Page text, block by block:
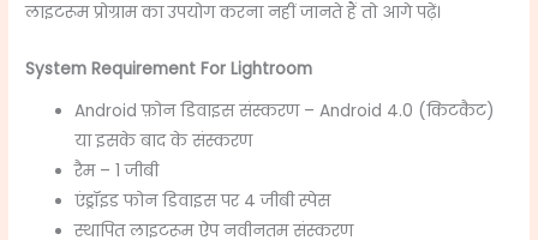
लाइटरूम प्रोग्राम का उपयोग करना नहीं जानते हैं तो आगे पढ़ें।
System Requirement For Lightroom
Android फ़ोन डिवाइस संस्करण – Android 4.0 (किटकैट)
या इसके बाद के संस्करण
रैम – 1 जीबी
एंड्रॉइड फोन डिवाइस पर 4 जीबी स्पेस
स्थापित लाइटरूम ऐप नवीनतम संस्करण